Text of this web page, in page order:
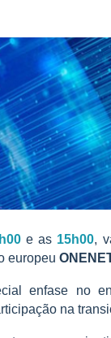
e as 15h00,
europeu
enfase no
na